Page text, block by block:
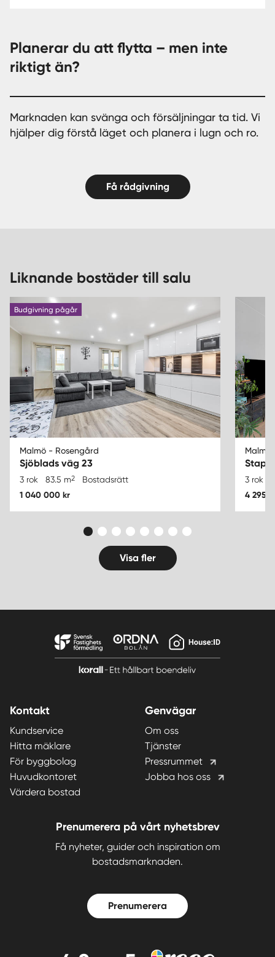
Planerar du att flytta – men inte
riktigt än?
Marknaden kan svänga och försäljningar ta tid. Vi
hjälper dig förstå läget och planera i lugn och ro.
Få rådgivning
Liknande bostäder till salu
Budgivning pågår
Malmö - Rosengård
Sjöblads väg 23
3 rok 83.5 m2 Bostadsrätt
1 040 000 kr
Malmö
3 rok
4 295
Visa fler
Kontakt
Kundservice
Hitta mäklare
För byggbolag
Huvudkontoret
Värdera bostad
Genvägar
Om oss
Tjänster
Pressrummet
Jobba hos oss
Prenumerera på vårt nyhetsbrev
Få nyheter, guider och inspiration om
bostadsmarknaden.
Prenumerera